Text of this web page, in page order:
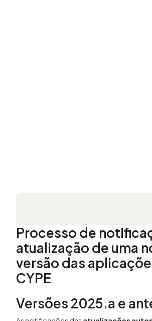
Processo de
atualização de uma
versão das
CYPE
Versões 2025.a e